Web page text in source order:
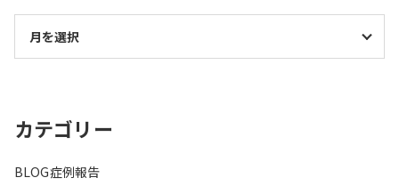
カテゴリー
BLOG症例報告